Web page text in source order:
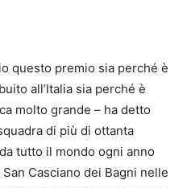
questo premio sia perché è
all’Italia sia perché è
molto grande – ha detto
di più di ottanta
tutto il mondo ogni anno
Casciano dei Bagni nelle